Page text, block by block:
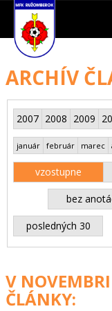
ARCHÍV
2007 2008 2009
január február marec
vzostupne
bez
posledných 30
V
ČLÁNKY: